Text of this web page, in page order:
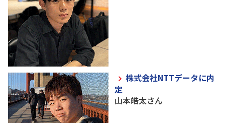
株式会社NTTデータに内
定
山本皓太さん